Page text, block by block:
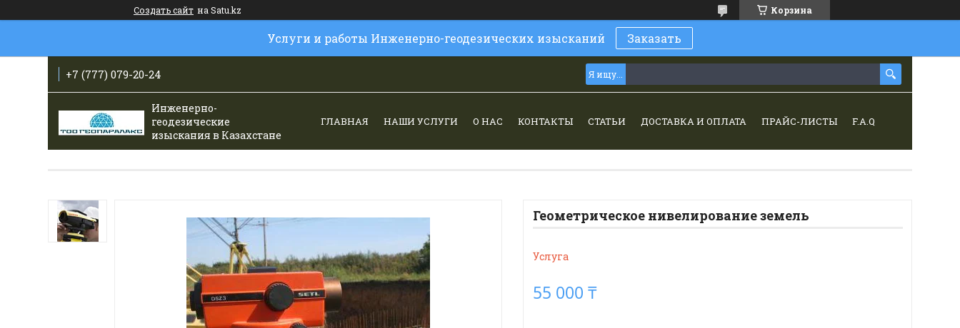
Создать сайт на Satu.kz Корзина
Услуги и работы Инженерно-геодезических изысканий Заказать
+7 (777) 079-20-24
Инженерно-
геодезические
изыскания в Казахстане
ГЛАВНАЯ НАШИ УСЛУГИ О НАС КОНТАКТЫ СТАТЬИ ДОСТАВКА И ОПЛАТА ПРАЙС-ЛИСТЫ F.A.Q
Геометрическое нивелирование земель
Услуга
55 000 ₸